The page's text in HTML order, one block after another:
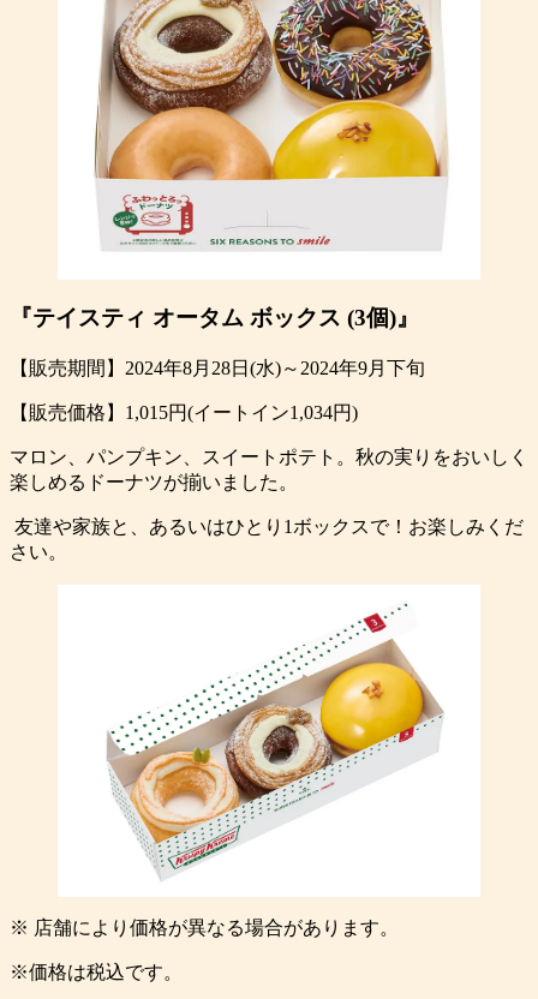
『テイスティ オータム ボックス (3個)』
【販売期間】2024年8月28日(水)～2024年9月下旬
【販売価格】1,015円(イートイン1,034円)
マロン、パンプキン、スイートポテト。秋の実りをおいしく
楽しめるドーナツが揃いました。
友達や家族と、あるいはひとり1ボックスで！お楽しみくだ
さい。
※ 店舗により価格が異なる場合があります。
※価格は税込です。